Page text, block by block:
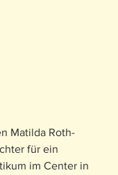
Matilda Roth-
für ein
im Center in